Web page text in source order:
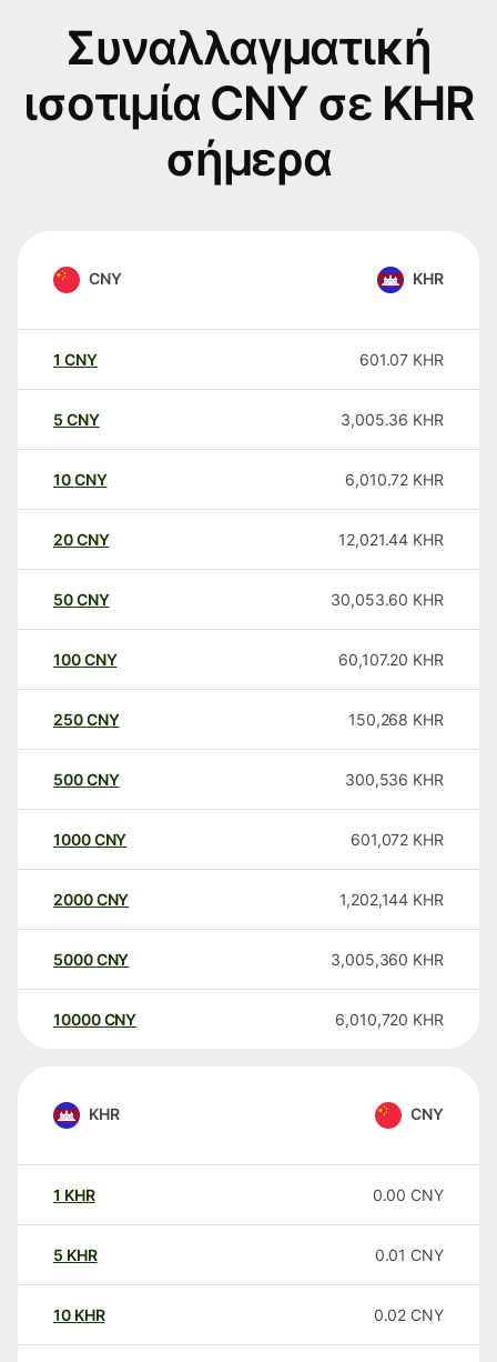
Συναλλαγματική
ισοτιμία CNY σε KHR
σήμερα
CNY KHR
1 CNY 601.07 KHR
5 CNY 3,005.36 KHR
10CNY 6,010.72 KHR
20CNY 12,021.44 KHR
50CNY 30,053.60 KHR
100CNY 60,107.20 KHR
250CNY 150,268 KHR
500CNY 300,536 KHR
1000CNY 601,072 KHR
2000CNY 1,202,144 KHR
5000CNY 3,005,360 KHR
10000 CNY 6,010,720 KHR
KHR CNY
1 KHR 0.00 CNY
5 KHR 0.01 CNY
10 KHR 0.02 CNY